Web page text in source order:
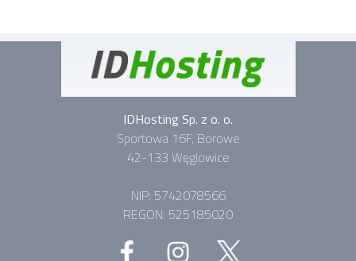
IDHosting Sp. z o. o.
Sportowa 16F, Borowe
42-133 Węglowice
NIP: 5742078566
REGON: 525185020